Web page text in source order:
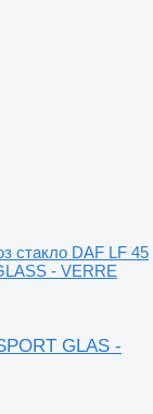
стакло DAF LF 45
- VERRE
GLAS -